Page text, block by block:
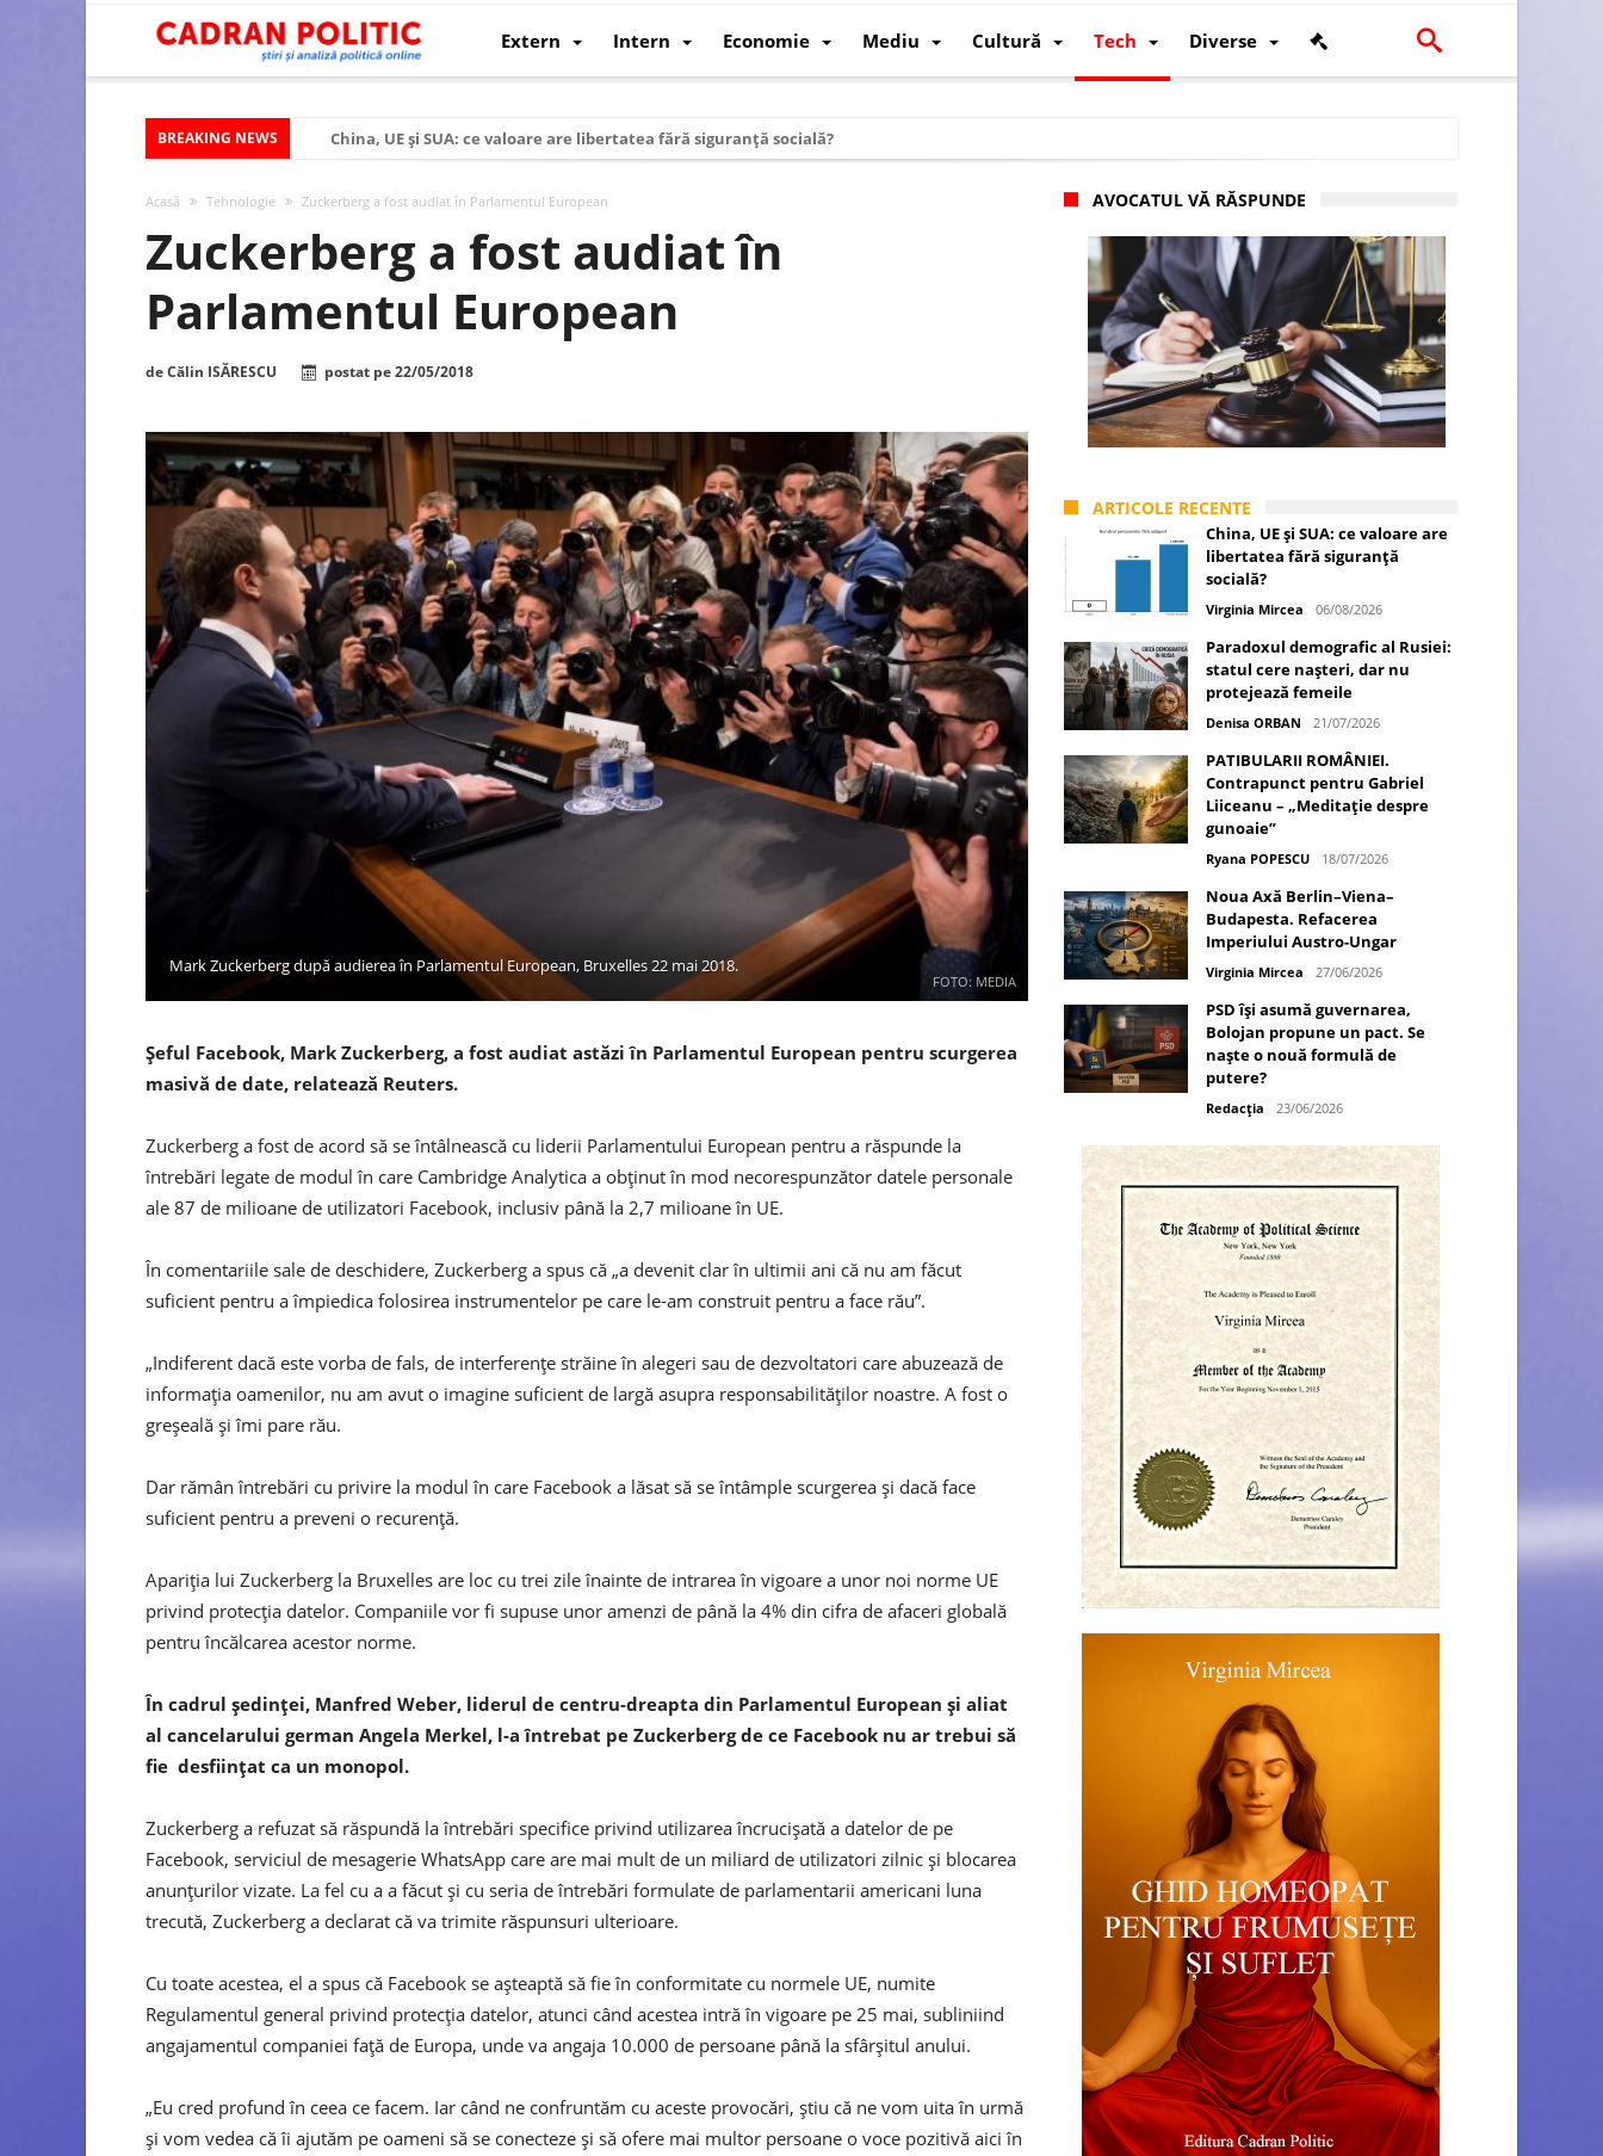
Extern Intern Economie Mediu Cultură Tech Diverse
BREAKING NEWS
China, UE și SUA: ce valoare are libertatea fără siguranță socială?
Modelul economic al Chinei: cum a devenit atelierul lumii și rivalul economic al SUA
Modelul economic al Rusiei: de ce rezistă?
Occidentul obosit și Estul care revine: o realitate pe care România o simte, nu o spune
Viitorul României în Uniunea Europeană. Ce ne așteaptă? – O analiză structurală a demografiei, fiscalității și poziției României în U.E.
Controlul minții prin nanoparticule
Huawei dezvoltă un nou cip AI pentru a înlocui Nvidia
Acasă Tehnologie Zuckerberg a fost audiat în Parlamentul European
Zuckerberg a fost audiat în
Parlamentul European
deCălin ISĂRESCU postat pe22/05/2018
FOTO: MEDIA
Mark Zuckerberg după audierea în Parlamentul European, Bruxelles 22 mai 2018.
Șeful Facebook, Mark Zuckerberg, a fost audiat astăzi în Parlamentul European pentru scurgerea
masivă de date, relatează Reuters.
Zuckerberg a fost de acord să se întâlnească cu liderii Parlamentului European pentru a răspunde la
întrebări legate de modul în care Cambridge Analytica a obținut în mod necorespunzător datele personale
ale 87 de milioane de utilizatori Facebook, inclusiv până la 2,7 milioane în UE.
În comentariile sale de deschidere, Zuckerberg a spus că „a devenit clar în ultimii ani că nu am făcut
suficient pentru a împiedica folosirea instrumentelor pe care le-am construit pentru a face rău”.
„Indiferent dacă este vorba de fals, de interferențe străine în alegeri sau de dezvoltatori care abuzează de
informația oamenilor, nu am avut o imagine suficient de largă asupra responsabilităților noastre. A fost o
greșeală și îmi pare rău.
Dar rămân întrebări cu privire la modul în care Facebook a lăsat să se întâmple scurgerea și dacă face
suficient pentru a preveni o recurență.
Apariția lui Zuckerberg la Bruxelles are loc cu trei zile înainte de intrarea în vigoare a unor noi norme UE
privind protecția datelor. Companiile vor fi supuse unor amenzi de până la 4% din cifra de afaceri globală
pentru încălcarea acestor norme.
În cadrul ședinței, Manfred Weber, liderul de centru-dreapta din Parlamentul European și aliat
al cancelarului german Angela Merkel, l-a întrebat pe Zuckerberg de ce Facebook nu ar trebui să
fie desființat ca un monopol.
Zuckerberg a refuzat să răspundă la întrebări specifice privind utilizarea încrucișată a datelor de pe
Facebook, serviciul de mesagerie WhatsApp care are mai mult de un miliard de utilizatori zilnic și blocarea
anunțurilor vizate. La fel cu a a făcut și cu seria de întrebări formulate de parlamentarii americani luna
trecută, Zuckerberg a declarat că va trimite răspunsuri ulterioare.
Cu toate acestea, el a spus că Facebook se așteaptă să fie în conformitate cu normele UE, numite
Regulamentul general privind protecția datelor, atunci când acestea intră în vigoare pe 25 mai, subliniind
angajamentul companiei față de Europa, unde va angaja 10.000 de persoane până la sfârșitul anului.
„Eu cred profund în ceea ce facem. Iar când ne confruntăm cu aceste provocări, știu că ne vom uita în urmă
și vom vedea că îi ajutăm pe oameni să se conecteze și să ofere mai multor persoane o voce pozitivă aici în
AVOCATUL VĂ RĂSPUNDE
ARTICOLE RECENTE
China, UE și SUA: ce valoare are
libertatea fără siguranță
socială?
Virginia Mircea 06/08/2026
Paradoxul demografic al Rusiei:
statul cere nașteri, dar nu
protejează femeile
Denisa ORBAN 21/07/2026
PATIBULARII ROMÂNIEI.
Contrapunct pentru Gabriel
Liiceanu – „Meditație despre
gunoaie”
Ryana POPESCU 18/07/2026
Noua Axă Berlin–Viena–
Budapesta. Refacerea
Imperiului Austro-Ungar
Virginia Mircea 27/06/2026
PSD își asumă guvernarea,
Bolojan propune un pact. Se
naște o nouă formulă de
putere?
Redacția 23/06/2026